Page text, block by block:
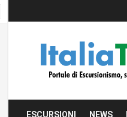
ESCURSIONI NEWS